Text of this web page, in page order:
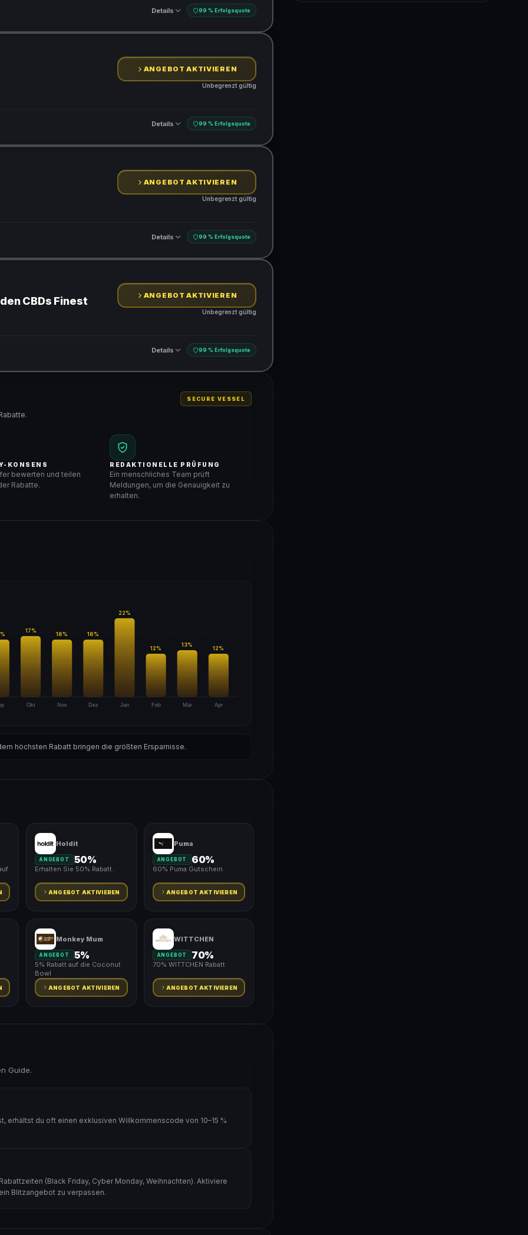
Details 99 % Erfolgsquote
ANGEBOT AKTIVIEREN
Unbegrenzt gültig
Details 99 % Erfolgsquote
ANGEBOT AKTIVIEREN
Unbegrenzt gültig
Details 99 % Erfolgsquote
CBDs Finest
ANGEBOT AKTIVIEREN
Unbegrenzt gültig
Details 99 % Erfolgsquote
SECURE VESSEL
KONSENS
bewerten und teilen
Rabatte.
REDAKTIONELLE PRÜFUNG
Ein menschliches Team prüft
Meldungen, um die Genauigkeit zu
erhalten.
%
Okt
17%
Nov
16%
Dez
16%
Jan
22%
Feb
12%
Mär
13%
Apr
12%
höchsten Rabatt bringen die größten Ersparnisse.
Holdit
ANGEBOT 50%
Erhalten Sie 50% Rabatt.
ANGEBOT AKTIVIEREN
Puma
ANGEBOT 60%
60% Puma Gutschein
ANGEBOT AKTIVIEREN
Monkey Mum
ANGEBOT 5%
5% Rabatt auf die Coconut
Bowl
ANGEBOT AKTIVIEREN
WITTCHEN
ANGEBOT 70%
70% WITTCHEN Rabatt
ANGEBOT AKTIVIEREN
Guide.
erhältst du oft einen exklusiven Willkommenscode von 10–15 %
(Black Friday, Cyber Monday, Weihnachten). Aktiviere
Blitzangebot zu verpassen.